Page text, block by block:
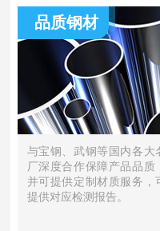
品质钢材
与宝钢、武钢等国内各大
厂深度合作保障产品品质
并可提供定制材质服务，
提供对应检测报告。